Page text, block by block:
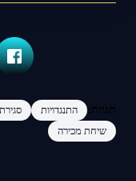
תגיות: התנגדויות
שיחת מכירה